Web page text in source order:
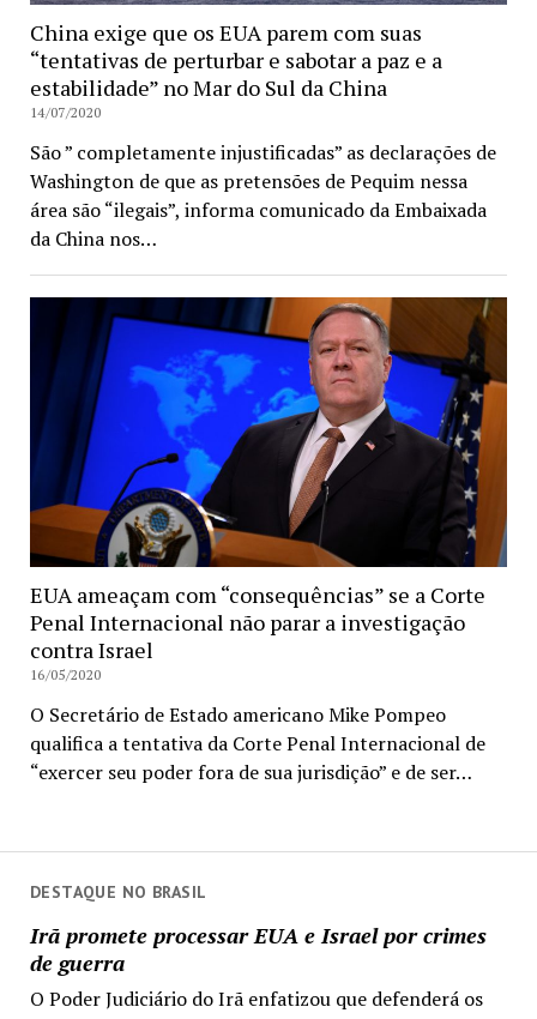
DESTAQUE NO BRASIL
Irã promete processar EUA e Israel por crimes
de guerra
O Poder Judiciário do Irã enfatizou que defenderá os
China exige que os EUA parem com suas
“tentativas de perturbar e sabotar a paz e a
estabilidade” no Mar do Sul da China
14/07/2020
São ” completamente injustificadas” as declarações de
Washington de que as pretensões de Pequim nessa
área são “ilegais”, informa comunicado da Embaixada
da China nos…
EUA ameaçam com “consequências” se a Corte
Penal Internacional não parar a investigação
contra Israel
16/05/2020
O Secretário de Estado americano Mike Pompeo
qualifica a tentativa da Corte Penal Internacional de
“exercer seu poder fora de sua jurisdição” e de ser…